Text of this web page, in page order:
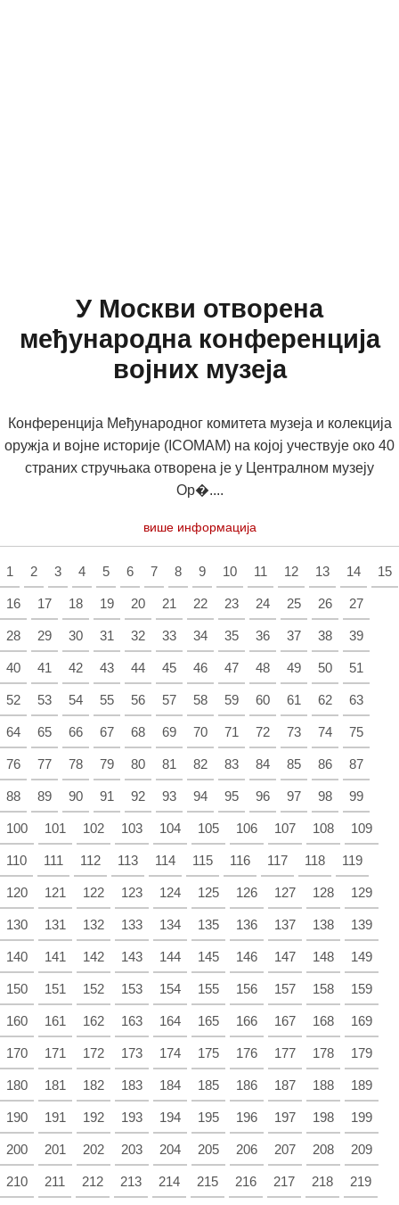
У Москви отворена
међународна конференција
војних музеја
Конференција Међународног комитета музеја и колекција
оружја и војне историје (ICOMAM) на којој учествује око 40
страних стручњака отворена је у Централном музеју
Ор�....
више информација
1 2 3 4 5 6 7 8 9 10 11 12 13 14 15
16 17 18 19 20 21 22 23 24 25 26 27
28 29 30 31 32 33 34 35 36 37 38 39
40 41 42 43 44 45 46 47 48 49 50 51
52 53 54 55 56 57 58 59 60 61 62 63
64 65 66 67 68 69 70 71 72 73 74 75
76 77 78 79 80 81 82 83 84 85 86 87
88 89 90 91 92 93 94 95 96 97 98 99
100 101 102 103 104 105 106 107 108 109
110 111 112 113 114 115 116 117 118 119
120 121 122 123 124 125 126 127 128 129
130 131 132 133 134 135 136 137 138 139
140 141 142 143 144 145 146 147 148 149
150 151 152 153 154 155 156 157 158 159
160 161 162 163 164 165 166 167 168 169
170 171 172 173 174 175 176 177 178 179
180 181 182 183 184 185 186 187 188 189
190 191 192 193 194 195 196 197 198 199
200 201 202 203 204 205 206 207 208 209
210 211 212 213 214 215 216 217 218 219